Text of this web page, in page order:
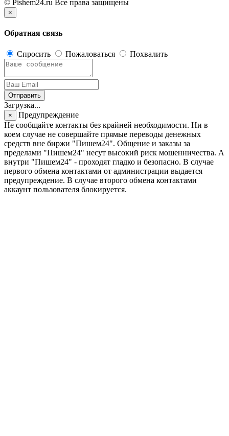
© Pishem24.ru Все права защищены
×
Обратная связь
Спросить Пожаловаться Похвалить
Отправить
Загрузка...
×
Предупреждение
Не сообщайте контакты без крайней необходимости. Ни в
коем случае не совершайте прямые переводы денежных
средств вне биржи "Пишем24". Общение и заказы за
пределами "Пишем24" несут высокий риск мошенничества. А
внутри "Пишем24" - проходят гладко и безопасно. В случае
первого обмена контактами от администрации выдается
предупреждение. В случае второго обмена контактами
аккаунт пользователя блокируется.